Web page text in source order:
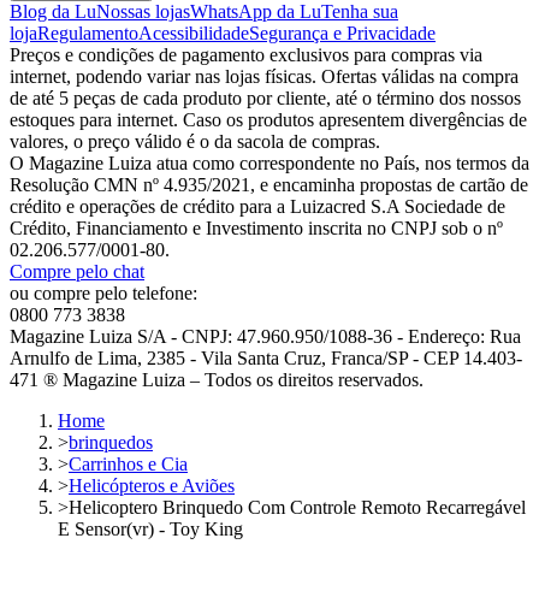
Blog da LuNossas lojasWhatsApp da LuTenha sua
lojaRegulamentoAcessibilidadeSegurança e Privacidade
Preços e condições de pagamento exclusivos para compras via
internet, podendo variar nas lojas físicas. Ofertas válidas na compra
de até 5 peças de cada produto por cliente, até o término dos nossos
estoques para internet. Caso os produtos apresentem divergências de
valores, o preço válido é o da sacola de compras.
O Magazine Luiza atua como correspondente no País, nos termos da
Resolução CMN nº 4.935/2021, e encaminha propostas de cartão de
crédito e operações de crédito para a Luizacred S.A Sociedade de
Crédito, Financiamento e Investimento inscrita no CNPJ sob o nº
02.206.577/0001-80.
Compre pelo chat
ou compre pelo telefone:
0800 773 3838
Magazine Luiza S/A - CNPJ: 47.960.950/1088-36 - Endereço: Rua
Arnulfo de Lima, 2385 - Vila Santa Cruz, Franca/SP - CEP 14.403-
471 ® Magazine Luiza – Todos os direitos reservados.
Home
>brinquedos
>Carrinhos e Cia
>Helicópteros e Aviões
>Helicoptero Brinquedo Com Controle Remoto Recarregável
E Sensor(vr) - Toy King